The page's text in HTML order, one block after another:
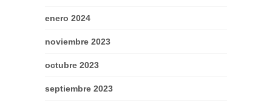
enero 2024
noviembre 2023
octubre 2023
septiembre 2023